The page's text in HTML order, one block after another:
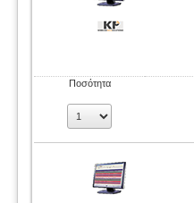
Ποσότητα